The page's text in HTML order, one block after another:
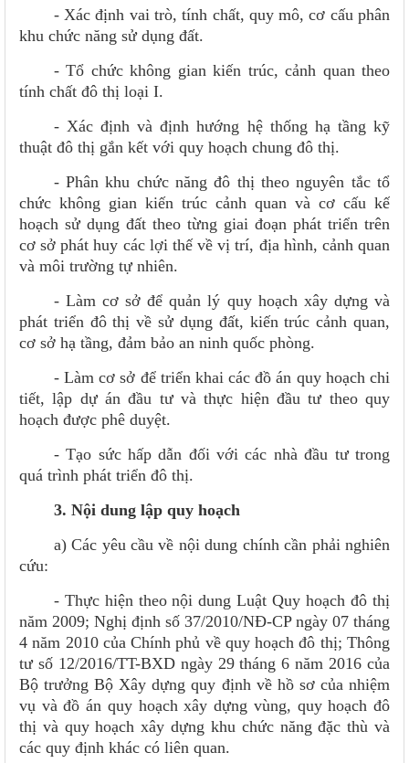
- Xác định vai trò, tính chất, quy mô, cơ cấu phân
khu chức năng sử dụng đất.
- Tổ chức không gian kiến trúc, cảnh quan theo
tính chất đô thị loại I.
- Xác định và định hướng hệ thống hạ tầng kỹ
thuật đô thị gắn kết với quy hoạch chung đô thị.
- Phân khu chức năng đô thị theo nguyên tắc tổ
chức không gian kiến trúc cảnh quan và cơ cấu kế
hoạch sử dụng đất theo từng giai đoạn phát triển trên
cơ sở phát huy các lợi thế về vị trí, địa hình, cảnh quan
và môi trường tự nhiên.
- Làm cơ sở để quản lý quy hoạch xây dựng và
phát triển đô thị về sử dụng đất, kiến trúc cảnh quan,
cơ sở hạ tầng, đảm bảo an ninh quốc phòng.
- Làm cơ sở để triển khai các đồ án quy hoạch chi
tiết, lập dự án đầu tư và thực hiện đầu tư theo quy
hoạch được phê duyệt.
- Tạo sức hấp dẫn đối với các nhà đầu tư trong
quá trình phát triển đô thị.
3. Nội dung lập quy hoạch
a) Các yêu cầu về nội dung chính cần phải nghiên
cứu:
- Thực hiện theo nội dung Luật Quy hoạch đô thị
năm 2009; Nghị định số 37/2010/NĐ-CP ngày 07 tháng
4 năm 2010 của Chính phủ về quy hoạch đô thị; Thông
tư số 12/2016/TT-BXD ngày 29 tháng 6 năm 2016 của
Bộ trưởng Bộ Xây dựng quy định về hồ sơ của nhiệm
vụ và đồ án quy hoạch xây dựng vùng, quy hoạch đô
thị và quy hoạch xây dựng khu chức năng đặc thù và
các quy định khác có liên quan.